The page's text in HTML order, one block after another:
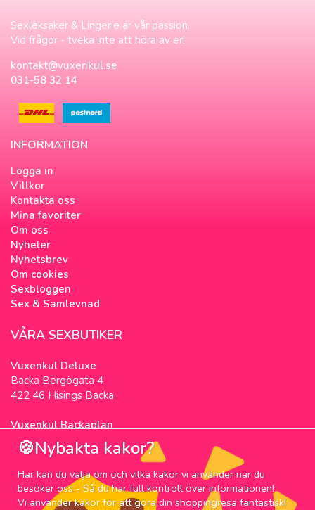
Sexleksaker & Lingerie är vår passion.
Vid frågor - tveka inte att höra av er!
kontakt@vuxenkul.se
031-58 32 14
INFORMATION
Logga in
Villkor
Kontakta oss
Mina favoriter
Om oss
Nyheter
Nyhetsbrev
Om cookies
Sexbloggen
Sex & Samlevnad
VÅRA SEXBUTIKER
Vuxenkul Deluxe
Backa Bergögata 4
422 46 Hisings Backa
Vuxenkul Backaplan
Färgfabriksgatan 3
417 05 Göteborg
NYHETSBREV
🍪Nybakta kakor?
Här kan du välja om och vilka kakor vi använder när du
besöker oss - Så du har full kontroll över informationen!
Vi använder kakor för att göra din shoppingresa fantastisk!